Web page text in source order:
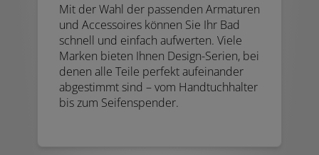
Mit der Wahl der passenden Armaturen
und Accessoires können Sie Ihr Bad
schnell und einfach aufwerten. Viele
Marken bieten Ihnen Design-Serien, bei
denen alle Teile perfekt aufeinander
abgestimmt sind – vom Handtuchhalter
bis zum Seifenspender.